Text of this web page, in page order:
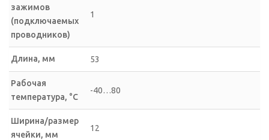
зажимов
(подключаемых
проводников)
1
Длина, мм 53
Рабочая
температура, °C
-40…80
Ширина/размер
ячейки, мм
12